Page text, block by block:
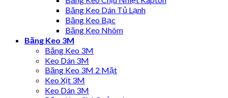
Băng Keo Dán Tủ Lạnh
Băng Keo Bạc
Băng Keo Nhôm
Băng Keo 3M
Băng Keo 3M
Keo Dán 3M
Băng Keo 3M 2 Mặt
Keo Xịt 3M
Keo Dán 3M